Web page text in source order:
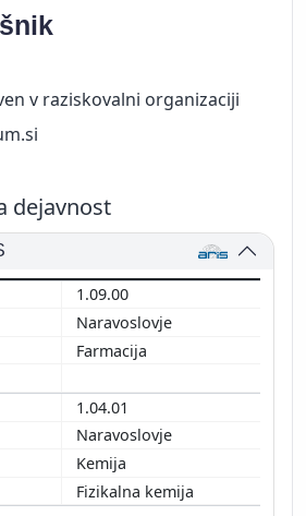
v raziskovalni organizaciji
dejavnost
1.09.00
Naravoslovje
Farmacija
1.04.01
Naravoslovje
Kemija
Fizikalna kemija